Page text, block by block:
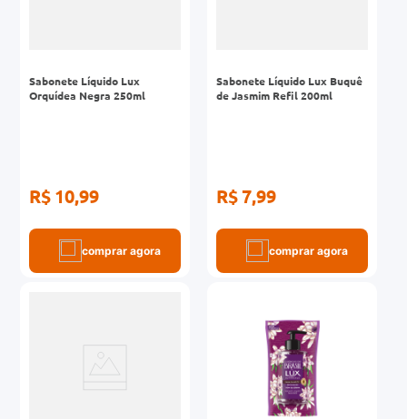
Sabonete Líquido Lux
Orquídea Negra 250ml
R$ 10,99
comprar agora
Sabonete Líquido Lux Buquê
de Jasmim Refil 200ml
R$ 7,99
comprar agora